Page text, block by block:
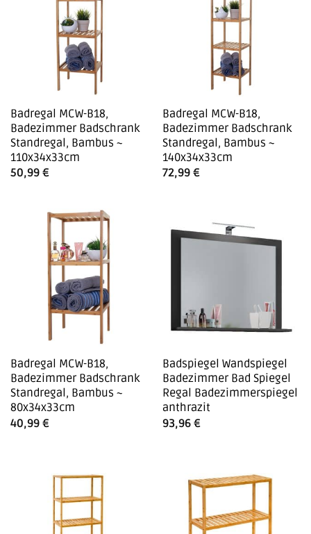
Badregal MCW-B18,
Badezimmer Badschrank
Standregal, Bambus ~
110x34x33cm
50,99 €
Badregal MCW-B18,
Badezimmer Badschrank
Standregal, Bambus ~
140x34x33cm
72,99 €
Badregal MCW-B18,
Badezimmer Badschrank
Standregal, Bambus ~
80x34x33cm
40,99 €
Badspiegel Wandspiegel
Badezimmer Bad Spiegel
Regal Badezimmerspiegel
anthrazit
93,96 €